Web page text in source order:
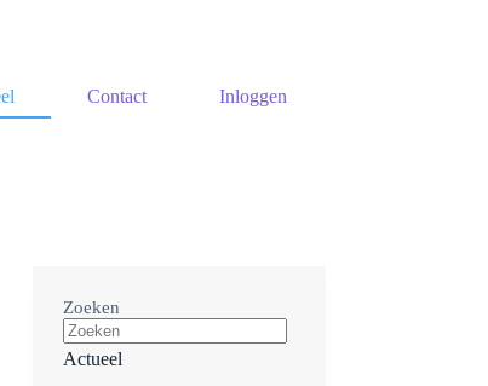
Contact Inloggen
Zoeken
Actueel